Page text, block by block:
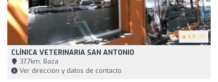
4.9 (77)
CLÍNICA VETERINARIA SAN ANTONIO
37,7km, Baza
Ver dirección y datos de contacto